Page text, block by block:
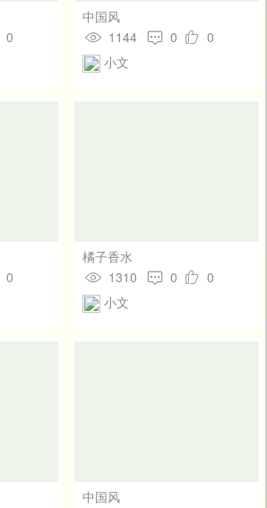
0
中国风
1144
0
0
小文
0
橘子香水
1310
0
0
小文
中国风